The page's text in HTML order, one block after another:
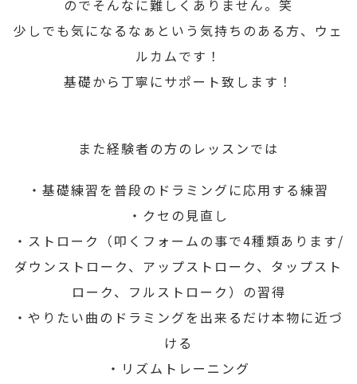
のでそんなに難しくありません。笑
少しでも気になるなぁという気持ちのある方、ウェ
ルカムです！
基礎から丁寧にサポート致します！
また経験者の方のレッスンでは
・基礎練習を普段のドラミングに応用する練習
・クセの見直し
・ストローク（叩くフォームの事で4種類あります/
ダウンストローク、アップストローク、タップスト
ローク、フルストローク）の習得
・やりたい曲のドラミングを出来るだけ本物に近づ
ける
・リズムトレーニング